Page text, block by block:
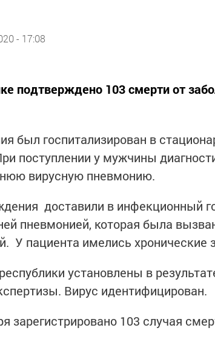
- 17:08
подтверждено 103 смерти от
был госпитализирован в
поступлении у мужчины
вирусную пневмонию.
доставили в инфекционный
пневмонией, которая была
У пациента имелись хронические
установлены в
Вирус идентифицирован.
зарегистрировано 103 случая